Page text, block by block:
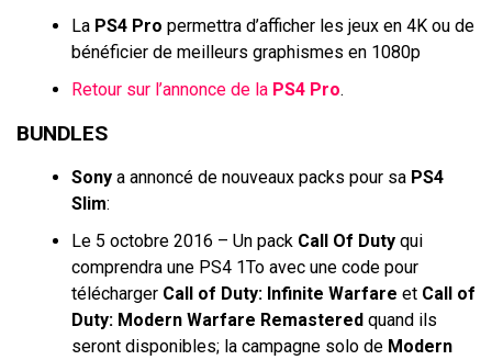
La PS4 Pro permettra d’afficher les jeux en 4K ou de
bénéficier de meilleurs graphismes en 1080p
Retour sur l’annonce de la PS4 Pro.
BUNDLES
Sony a annoncé de nouveaux packs pour sa PS4
Slim:
Le 5 octobre 2016 – Un pack Call Of Duty qui
comprendra une PS4 1To avec une code pour
télécharger Call of Duty: Infinite Warfare et Call of
Duty: Modern Warfare Remastered quand ils
seront disponibles; la campagne solo de Modern